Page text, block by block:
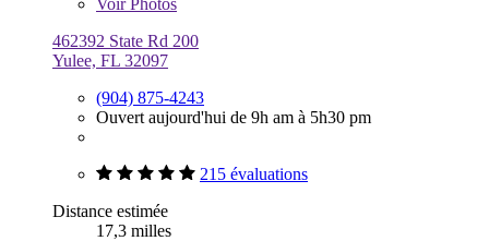
VoirPhotos
462392 State Rd 200
Yulee, FL 32097
(904) 875-4243
Ouvert aujourd'hui de 9h am à 5h30 pm
215 évaluations
Distance estimée
17,3 milles